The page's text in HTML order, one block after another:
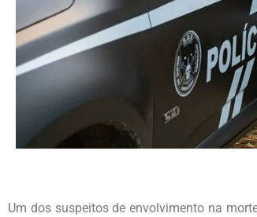
Um dos suspeitos de envolvimento na